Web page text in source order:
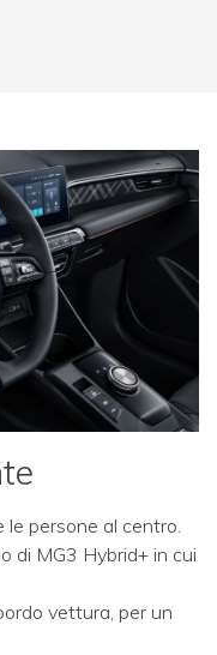
persone al centro.
di MG3 Hybrid+ in cui
vettura, per un